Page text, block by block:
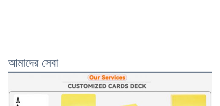
আমাদের সেবা